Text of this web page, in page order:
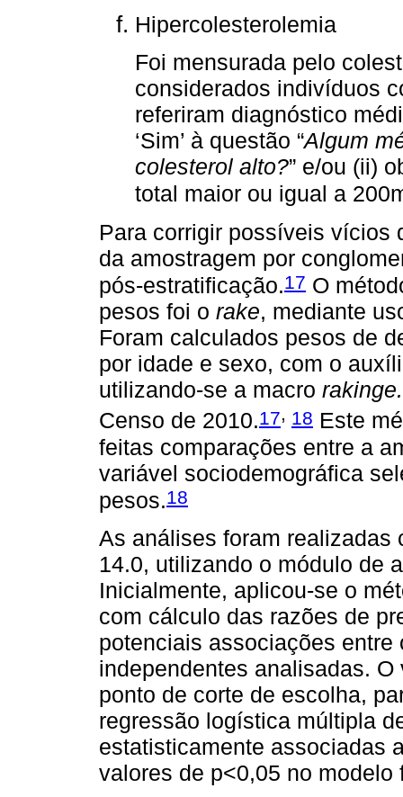
Hipercolesterolemia
Foi mensurada pelo
considerados indivíduos
referiram diagnóstico
‘Sim’ à questão “Algum
colesterol alto?” e/ou (ii)
total maior ou igual a
Para corrigir possíveis vícios
da amostragem por
pós-estratificação.17 O
pesos foi o rake, mediante
Foram calculados pesos de
por idade e sexo, com o
utilizando-se a macro
Censo de 2010.17, 18 Este
feitas comparações entre a
variável sociodemográfica
pesos.18
As análises foram realizadas
14.0, utilizando o módulo de
Inicialmente, aplicou-se o
com cálculo das razões de
potenciais associações
independentes analisadas.
ponto de corte de escolha,
regressão logística múltipla
estatisticamente associadas
valores de p<0,05 no modelo